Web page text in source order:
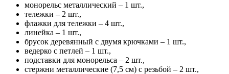
монорельс металлический – 1 шт.,
тележки – 2 шт.,
флажки для тележки – 4 шт.,
линейка – 1 шт.,
брусок деревянный с двумя крючками – 1 шт.,
ведерко с петлей – 1 шт.,
подставки для монорельса – 2 шт.,
стержни металлические (7,5 см) с резьбой – 2 шт.,